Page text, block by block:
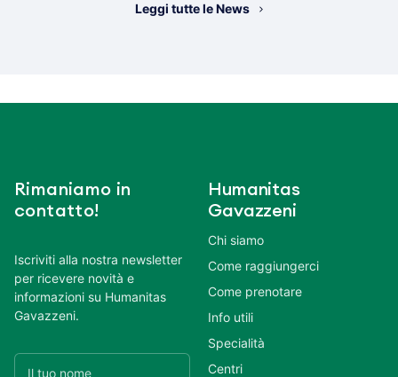
Leggi tutte le News
Rimaniamo in
contatto!
Iscriviti alla nostra newsletter
per ricevere novità e
informazioni su Humanitas
Gavazzeni.
Humanitas
Gavazzeni
Chi siamo
Come raggiungerci
Come prenotare
Info utili
Specialità
Centri